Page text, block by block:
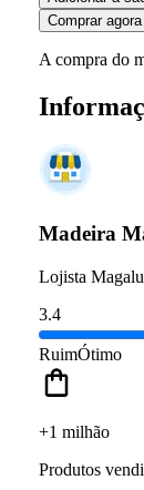
Comprar agora
A compra do
Madeira
Lojista
3.4
RuimÓtimo
+1 milhão
Produtos